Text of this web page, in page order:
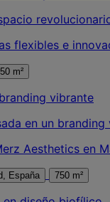
flexibles e
m²
en un branding
Aesthetics en
Madrid, España 750 m²